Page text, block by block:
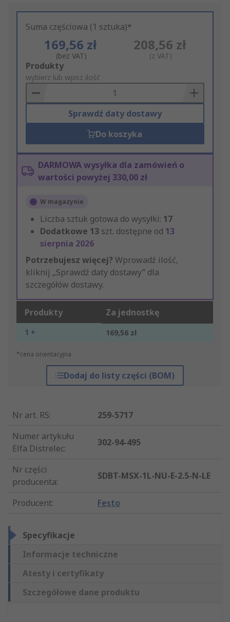
Suma częściowa (1 sztuka)*
169,56 zł
(bez VAT)
208,56 zł
(z VAT)
Add
to
Basket
Produkty
wybierz lub wpisz ilość
Sprawdź daty dostawy
Do koszyka
DARMOWA wysyłka dla zamówień o
wartości powyżej 330,00 zł
W magazynie
Liczba sztuk gotowa do wysyłki: 17
Dodatkowe 13 szt. dostępne od 13
sierpnia 2026
Potrzebujesz więcej? Wprowadź ilość,
kliknij „Sprawdź daty dostawy” dla
szczegółów dostawy.
Produkty Za jednostkę
1 + 169,56 zł
*cena orientacyjna
Dodaj do listy części (BOM)
Nr art. RS:
259-5717
Numer artykułu
Elfa Distrelec:
302-94-495
Nr części
producenta:
SDBT-MSX-1L-NU-E-2.5-N-LE
Producent: Festo
Specyfikacje
Informacje techniczne
Atesty i certyfikaty
Szczegółowe dane produktu